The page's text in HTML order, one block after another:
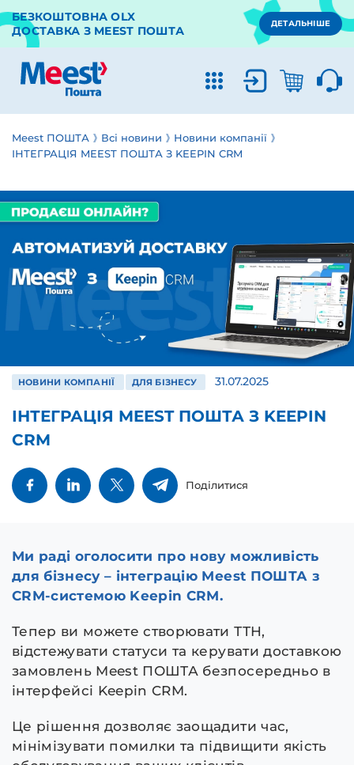
БЕЗКОШТОВНА OLX
ДОСТАВКА З MEEST ПОШТА
ДЕТАЛЬНІШЕ
Meest ПОШТА Всі новини
Новини компанії
ІНТЕГРАЦІЯ MEEST ПОШТА З KEEPIN CRM
НОВИНИ КОМПАНІЇ ДЛЯ БІЗНЕСУ 31.07.2025
ІНТЕГРАЦІЯ MEEST ПОШТА З KEEPIN
CRM
Поділитися
Ми раді оголосити про нову можливість
для бізнесу – інтеграцію Meest ПОШТА з
CRM‑системою Keepin CRM.
Тепер ви можете створювати ТТН,
відстежувати статуси та керувати доставкою
замовлень Meest ПОШТА безпосередньо в
інтерфейсі Keepin CRM.
Це рішення дозволяє заощадити час,
мінімізувати помилки та підвищити якість